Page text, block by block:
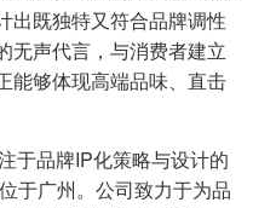
出既独特又符合品牌调性
无声代言，与消费者建立
能够体现高端品味、直击
于品牌IP化策略与设计的
于广州。公司致力于为品